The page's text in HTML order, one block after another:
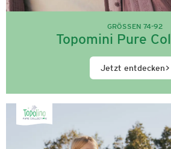
GRÖSSEN 74-92
Topomini Pure
Jetzt entdecken